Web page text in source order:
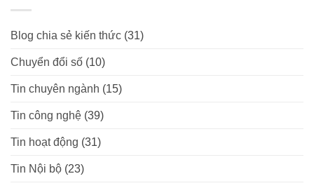
Blog chia sẻ kiến thức (31)
Chuyển đổi số (10)
Tin chuyên ngành (15)
Tin công nghệ (39)
Tin hoạt động (31)
Tin Nội bộ (23)